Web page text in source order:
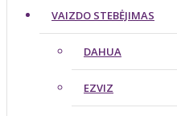
VAIZDO STEBĖJIMAS
DAHUA
EZVIZ